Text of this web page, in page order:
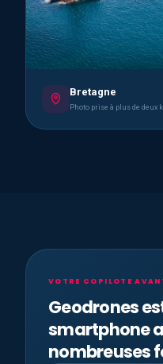
Bretagne
Photo prise à plus de deux
VOTRE COPILOTE
Geodrones
smartphone
nombreuses